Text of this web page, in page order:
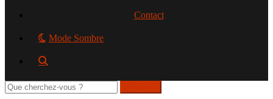
Contact
Mode Sombre
Rechercher
sur